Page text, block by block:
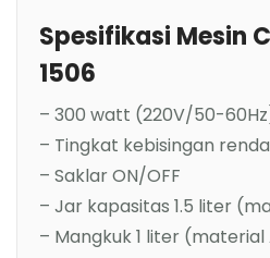
Spesifikasi Mesin
1506
– 300 watt (220V/50-
– Tingkat kebisingan
– Saklar ON/OFF
– Jar kapasitas 1.5 liter
– Mangkuk 1 liter (material